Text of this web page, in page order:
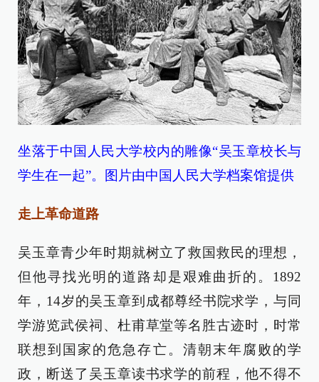
坐落于中国人民大学校内的雕像“吴玉章校长与
学生在一起”。图片由中国人民大学档案馆提供
走上革命道路
吴玉章青少年时期就树立了救国救民的理想，
但他寻找光明的道路却是艰难曲折的。1892
年，14岁的吴玉章到成都尊经书院求学，与同
学游览武侯祠、杜甫草堂等名胜古迹时，时常
联想到国家的危急存亡。清朝末年腐败的学
政，断送了吴玉章读书求学的前程，他不得不